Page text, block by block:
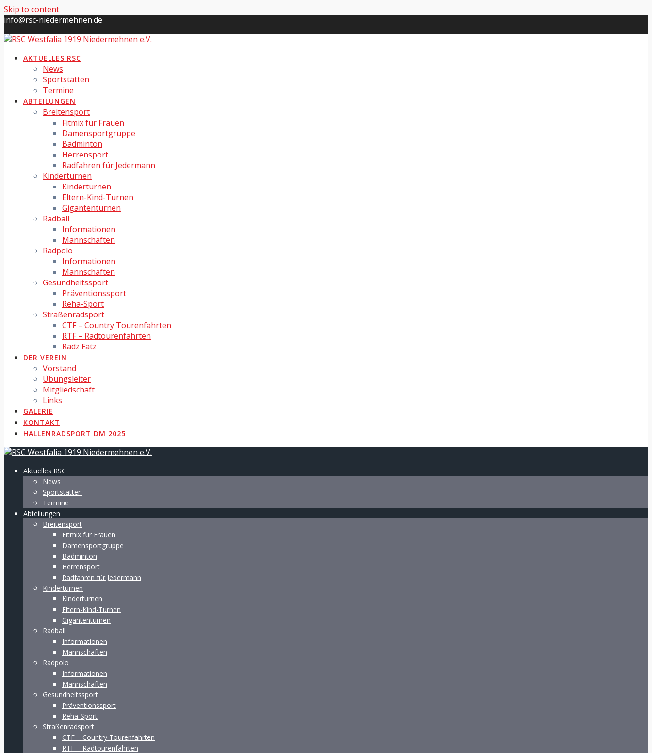
Skip to content
info@rsc-niedermehnen.de
AKTUELLES RSC
News
Sportstätten
Termine
ABTEILUNGEN
Breitensport
Fitmix für Frauen
Damensportgruppe
Badminton
Herrensport
Radfahren für Jedermann
Kinderturnen
Kinderturnen
Eltern-Kind-Turnen
Gigantenturnen
Radball
Informationen
Mannschaften
Radpolo
Informationen
Mannschaften
Gesundheitssport
Präventionssport
Reha-Sport
Straßenradsport
CTF – Country Tourenfahrten
RTF – Radtourenfahrten
Radz Fatz
DER VEREIN
Vorstand
Übungsleiter
Mitgliedschaft
Links
GALERIE
KONTAKT
HALLENRADSPORT DM 2025
Aktuelles RSC
News
Sportstätten
Termine
Abteilungen
Breitensport
Fitmix für Frauen
Damensportgruppe
Badminton
Herrensport
Radfahren für Jedermann
Kinderturnen
Kinderturnen
Eltern-Kind-Turnen
Gigantenturnen
Radball
Informationen
Mannschaften
Radpolo
Informationen
Mannschaften
Gesundheitssport
Präventionssport
Reha-Sport
Straßenradsport
CTF – Country Tourenfahrten
RTF – Radtourenfahrten